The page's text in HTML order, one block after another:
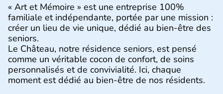
« Art et Mémoire » est une entreprise 100%
familiale et indépendante, portée par une mission :
créer un lieu de vie unique, dédié au bien-être des
seniors.
Le Château, notre résidence seniors, est pensé
comme un véritable cocon de confort, de soins
personnalisés et de convivialité. Ici, chaque
moment est dédié au bien-être de nos résidents.